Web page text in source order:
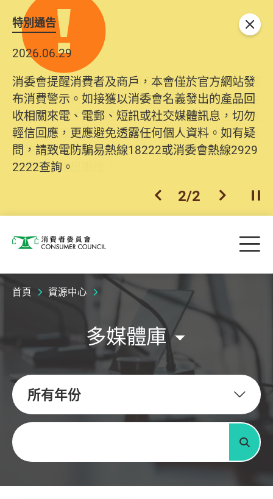
特別通告
2026.06.29
消委會提醒消費者及商戶，本會僅於官方網站發
布消費警示。如接獲以消委會名義發出的產品回
收相關來電、電郵、短訊或社交媒體訊息，切勿
輕信回應，更應避免透露任何個人資料。如有疑
問，請致電防騙易熱線18222或消委會熱線2929
2222查詢。
2025.10.31
為提升使用者體驗及網絡安全，本會的投訴處理
系統已經進行升級及推出新功能。由2025年11月
10日起，消費者需要提供基本聯絡資料（包括姓
名、電郵及電話）註冊帳戶，才可提交投訴、查
詢及建議。所有提交紀錄將清晰整合於帳戶中，
方便日後作出跟進。
上一個
2/2 下一個開
關閉
消費者委員會 目
首頁 資源中心
多媒體庫
所有年份
關鍵字
搜尋